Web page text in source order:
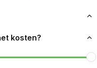
kosten?